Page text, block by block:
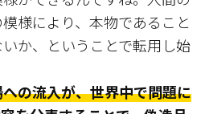
様により、本物であること
か、ということで転用し始
の流入が、世界中で問題に